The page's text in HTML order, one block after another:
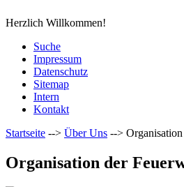
Herzlich Willkommen!
Suche
Impressum
Datenschutz
Sitemap
Intern
Kontakt
Startseite --> Über Uns --> Organisation
Organisation der